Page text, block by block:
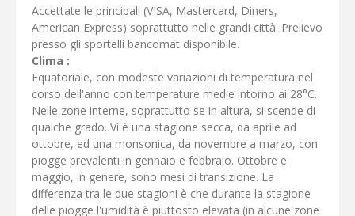
Accettate le principali (VISA, Mastercard, Diners,
American Express) soprattutto nelle grandi città. Prelievo
presso gli sportelli bancomat disponibile.
Clima :
Equatoriale, con modeste variazioni di temperatura nel
corso dell'anno con temperature medie intorno ai 28°C.
Nelle zone interne, soprattutto se in altura, si scende di
qualche grado. Vi è una stagione secca, da aprile ad
ottobre, ed una monsonica, da novembre a marzo, con
piogge prevalenti in gennaio e febbraio. Ottobre e
maggio, in genere, sono mesi di transizione. La
differenza tra le due stagioni è che durante la stagione
delle piogge l'umidità è piuttosto elevata (in alcune zone